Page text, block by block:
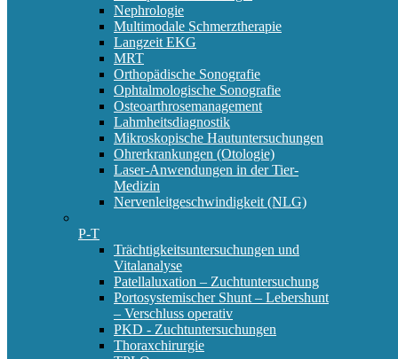
Nephrologie
Multimodale Schmerztherapie
Langzeit EKG
MRT
Orthopädische Sonografie
Ophtalmologische Sonografie
Osteoarthrosemanagement
Lahmheitsdiagnostik
Mikroskopische Hautuntersuchungen
Ohrerkrankungen (Otologie)
Laser-Anwendungen in der Tier-
Medizin
Nervenleitgeschwindigkeit (NLG)
P-T
Trächtigkeitsuntersuchungen und
Vitalanalyse
Patellaluxation – Zuchtuntersuchung
Portosystemischer Shunt – Lebershunt
– Verschluss operativ
PKD - Zuchtuntersuchungen
Thoraxchirurgie